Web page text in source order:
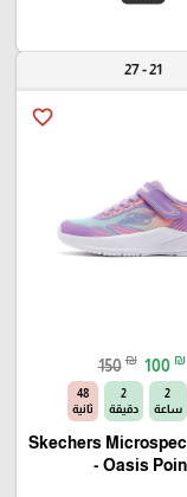
21 - 27
favorite_border
150 ₪ 100 ₪
2
ساعة
2
دقيقة
47
ثانية
Skechers
- Oasis